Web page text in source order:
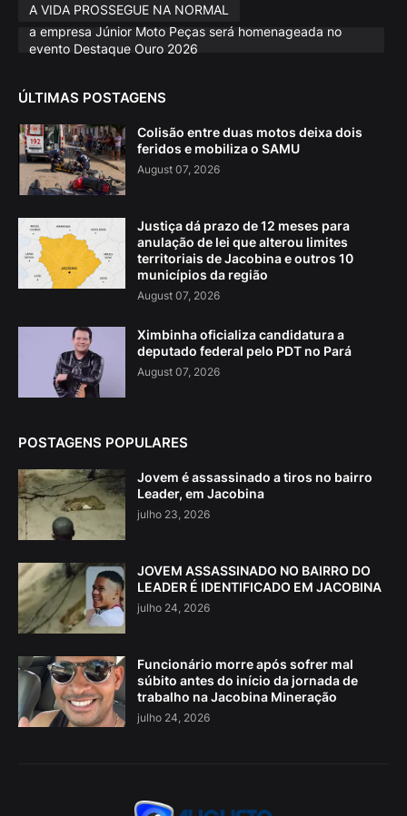
A VIDA PROSSEGUE NA NORMAL
a empresa Júnior Moto Peças será homenageada no
evento Destaque Ouro 2026
ÚLTIMAS POSTAGENS
Colisão entre duas motos deixa dois
feridos e mobiliza o SAMU
August 07, 2026
Justiça dá prazo de 12 meses para
anulação de lei que alterou limites
territoriais de Jacobina e outros 10
municípios da região
August 07, 2026
Ximbinha oficializa candidatura a
deputado federal pelo PDT no Pará
August 07, 2026
POSTAGENS POPULARES
Jovem é assassinado a tiros no bairro
Leader, em Jacobina
julho 23, 2026
JOVEM ASSASSINADO NO BAIRRO DO
LEADER É IDENTIFICADO EM JACOBINA
julho 24, 2026
Funcionário morre após sofrer mal
súbito antes do início da jornada de
trabalho na Jacobina Mineração
julho 24, 2026